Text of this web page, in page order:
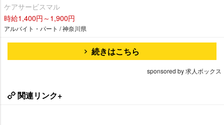
ケアサービスマル
時給1,400円～1,900円
アルバイト・パート / 神奈川県
続きはこちら
sponsored by 求人ボックス
関連リンク+